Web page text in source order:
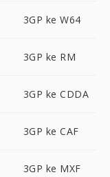
3GP ke W64
3GP ke RM
3GP ke CDDA
3GP ke CAF
3GP ke MXF